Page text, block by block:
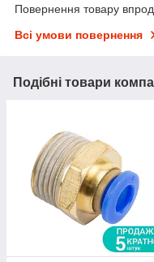
Повернення товару
Всі умови повернення
Подібні товари